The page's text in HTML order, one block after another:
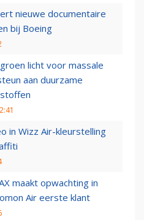
nieuwe documentaire
bij Boeing
licht voor massale
aan duurzame
in Wizz Air-kleurstelling
maakt opwachting in
Air eerste klant